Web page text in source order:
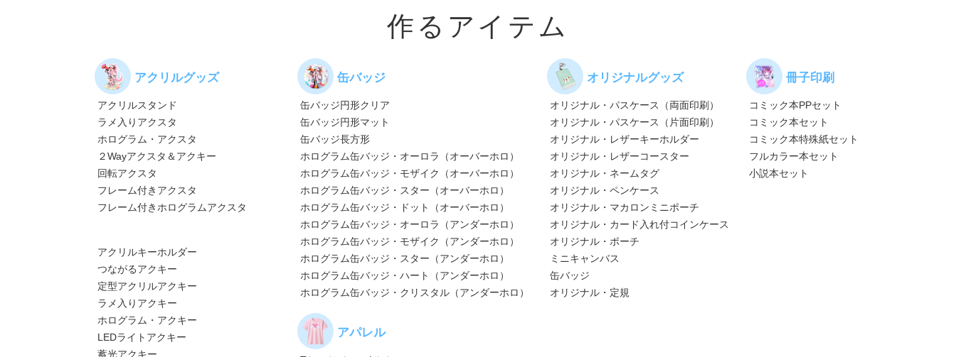
作るアイテム
アクリルグッズ
アクリルスタンド
ラメ入りアクスタ
ホログラム・アクスタ
２Wayアクスタ＆アクキー
回転アクスタ
フレーム付きアクスタ
フレーム付きホログラムアクスタ
アクリルキーホルダー
つながるアクキー
定型アクリルアクキー
ラメ入りアクキー
ホログラム・アクキー
LEDライトアクキー
蓄光アクキー
缶バッジ
缶バッジ円形クリア
缶バッジ円形マット
缶バッジ長方形
ホログラム缶バッジ・オーロラ（オーバーホロ）
ホログラム缶バッジ・モザイク（オーバーホロ）
ホログラム缶バッジ・スター（オーバーホロ）
ホログラム缶バッジ・ドット（オーバーホロ）
ホログラム缶バッジ・オーロラ（アンダーホロ）
ホログラム缶バッジ・モザイク（アンダーホロ）
ホログラム缶バッジ・スター（アンダーホロ）
ホログラム缶バッジ・ハート（アンダーホロ）
ホログラム缶バッジ・クリスタル（アンダーホロ）
アパレル
オリジナルグッズ
オリジナル・パスケース（両面印刷）
オリジナル・パスケース（片面印刷）
オリジナル・レザーキーホルダー
オリジナル・レザーコースター
オリジナル・ネームタグ
オリジナル・ペンケース
オリジナル・マカロンミニポーチ
オリジナル・カード入れ付コインケース
オリジナル・ポーチ
ミニキャンバス
缶バッジ
オリジナル・定規
冊子印刷
コミック本PPセット
コミック本セット
コミック本特殊紙セット
フルカラー本セット
小説本セット